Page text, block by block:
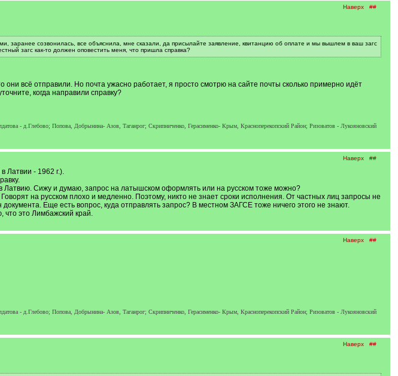
Наверх ##
заранее созвонилась, все объяснила, мне сказали, да присылайте заявление, квитанцию об оплате и мы вышлем в ваш загс
загс как-то должен оповестить меня, что пришла справка?
всё отправили. Но почта ужасно работает, я просто смотрю на сайте почты сколько примерно идёт
когда направили справку?
- д.Глебово; Попова, Добрынина- Азов, Таганрог; Скрипниченко, Герасименко- Крым, Красноперекопский Район; Ризоватов - Лукояновский
Наверх ##
Латвии - 1962 г.).
Латвию. Сижу и думаю, запрос на латышском оформлять или на русском тоже можно?
на русском плохо и медленно. Поэтому, никто не знает сроки исполнения. От частных лиц запросы не
Еще есть вопрос, куда отправлять запрос? В местном ЗАГСЕ тоже ничего этого не знают.
что это Лимбажский край.
Наверх ##
- д.Глебово; Попова, Добрынина- Азов, Таганрог; Скрипниченко, Герасименко- Крым, Красноперекопский Район; Ризоватов - Лукояновский
Наверх ##